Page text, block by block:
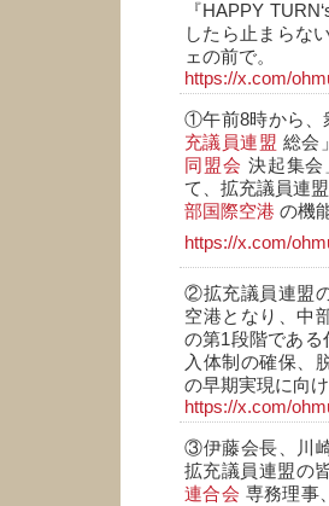
『HAPPY
したら止まらな
ェの前で。
https://x.com/
①午前8時から、
充議員連盟 総会
同盟会 決起集
て、拡充議員連
部国際空港 の機
https://x.com/
②拡充議員連盟
空港となり、中
の第1段階である
入体制の確保、
の早期実現に向
https://x.com/
③伊藤会長、川
拡充議員連盟の
連合会 専務理事